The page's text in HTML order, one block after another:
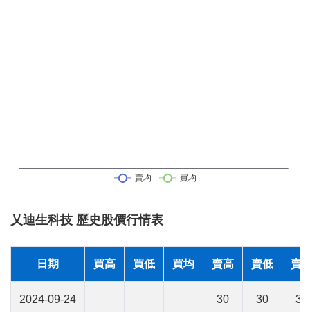
乂迪生科技 歷史股價行情表
日期 買高 買低 買均 賣高 賣低 賣
2024-09-24 30 30 30